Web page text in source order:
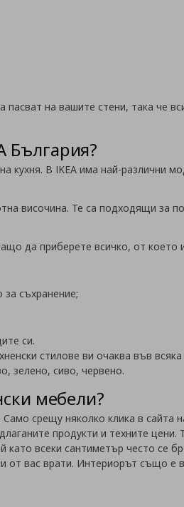
на вашите стени, така че
България?
кухня. В IKEA има най-различни
височина. Те са подходящи за
да приберете всичко, от което
съхранение;
си.
стилове ви очаква във
зелено, сиво, червено.
мебели?
срещу няколко клика в сайта
продукти и техните
всеки сантиметър често се
от вас врати. Интериорът също е